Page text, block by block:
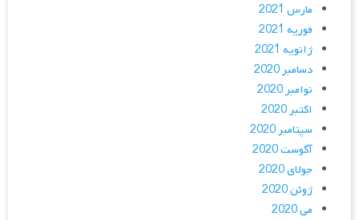
مارس 2021
فوریه 2021
ژانویه 2021
دسامبر 2020
نوامبر 2020
اکتبر 2020
سپتامبر 2020
آگوست 2020
جولای 2020
ژوئن 2020
می 2020